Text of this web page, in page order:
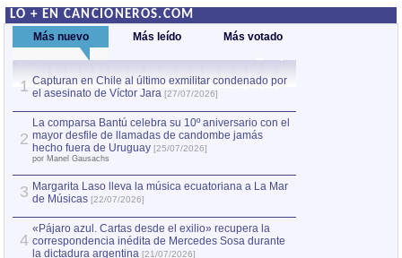
LO + EN CANCIONEROS.COM
Más nuevo Más leído Más votado
1 Capturan en Chile al último exmilitar condenado por
el asesinato de Víctor Jara [27/07/2026]
2
La comparsa Bantú celebra su 10º aniversario con el
mayor desfile de llamadas de candombe jamás
hecho fuera de Uruguay [25/07/2026]
por Manel Gausachs
3 Margarita Laso lleva la música ecuatoriana a La Mar
de Músicas [22/07/2026]
4
«Pájaro azul. Cartas desde el exilio» recupera la
correspondencia inédita de Mercedes Sosa durante
la dictadura argentina [21/07/2026]